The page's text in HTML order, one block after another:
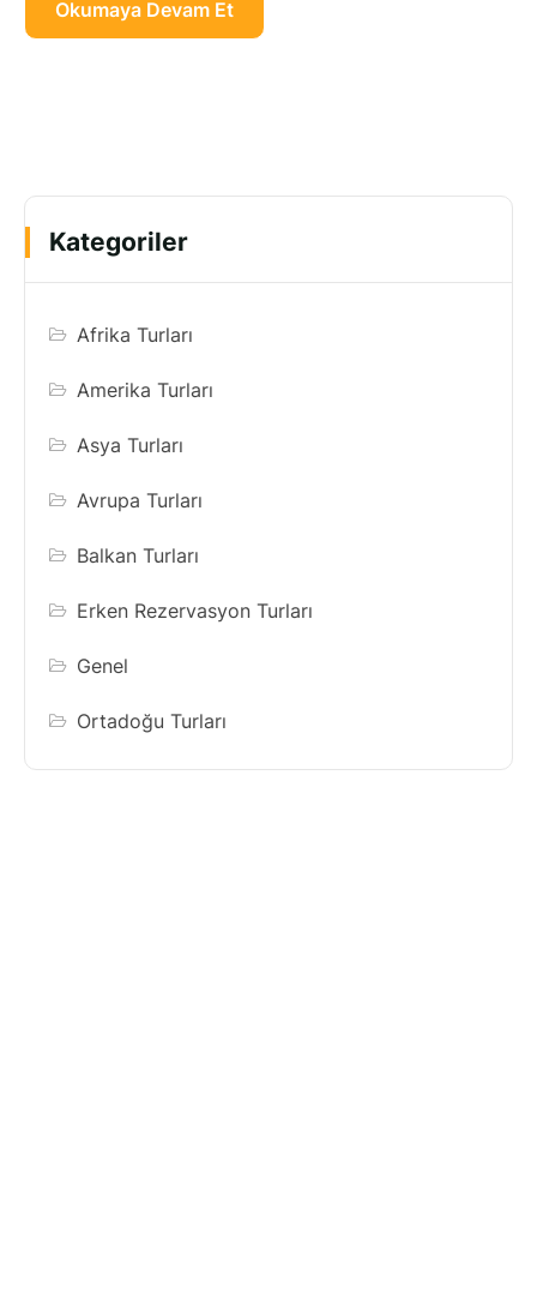
Okumaya Devam Et
Kategoriler
Afrika Turları
Amerika Turları
Asya Turları
Avrupa Turları
Balkan Turları
Erken Rezervasyon Turları
Genel
Ortadoğu Turları